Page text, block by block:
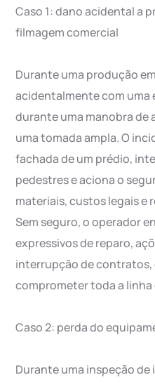
Caso 1: dano acidental a
filmagem comercial
Durante uma produção
acidentalmente com
durante uma manobra de
uma tomada ampla. O
fachada de um prédio,
pedestres e aciona o
materiais, custos legais e
Sem seguro, o operador
expressivos de reparo,
interrupção de contratos,
comprometer toda a
Caso 2: perda do
Durante uma inspeção